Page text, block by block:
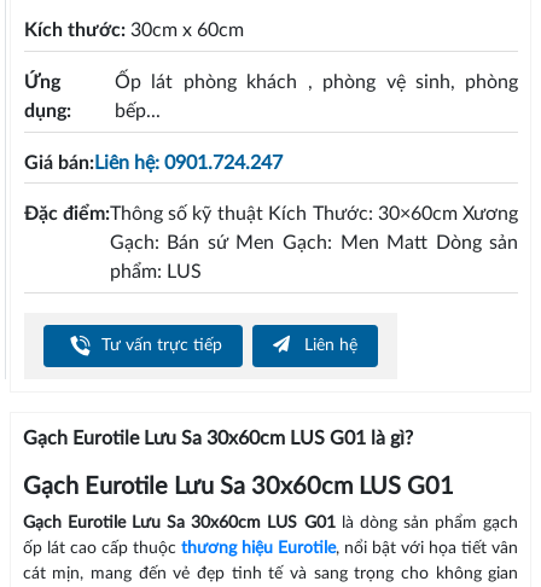
Kích thước: 30cm x 60cm
Ứng
dụng:
Ốp lát phòng khách , phòng vệ sinh, phòng
bếp...
Giá bán:Liên hệ: 0901.724.247
Đặc điểm:Thông số kỹ thuật Kích Thước: 30×60cm Xương
Gạch: Bán sứ Men Gạch: Men Matt Dòng sản
phẩm: LUS
Tư vấn trực tiếp Liên hệ
Gạch Eurotile Lưu Sa 30x60cm LUS G01 là gì?
Gạch Eurotile Lưu Sa 30x60cm LUS G01
Gạch Eurotile Lưu Sa 30x60cm LUS G01 là dòng sản phẩm gạch
ốp lát cao cấp thuộc thương hiệu Eurotile, nổi bật với họa tiết vân
cát mịn, mang đến vẻ đẹp tinh tế và sang trọng cho không gian